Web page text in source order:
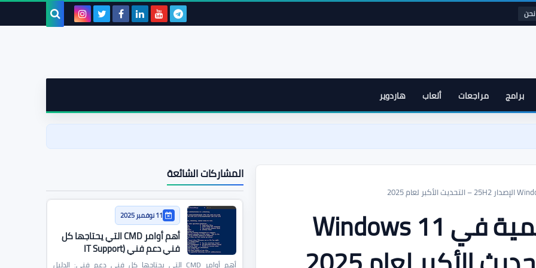
الإلكترونية
برامج مراجعات ألعاب هاردوير
جميع الميزات الرسمية في Windows 11
المشاركات الشائعة
11 نوفمبر 2025
أهم أوامر CMD التي يحتاجها كل
فني دعم فني (IT Support
Commands)
أهم أوامر CMD التي يحتاجها كل فني دعم فني: الدليل